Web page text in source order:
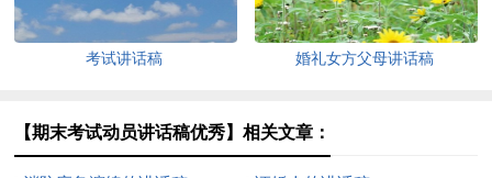
考试讲话稿 婚礼女方父母讲话稿
【期末考试动员讲话稿优秀】相关文章：